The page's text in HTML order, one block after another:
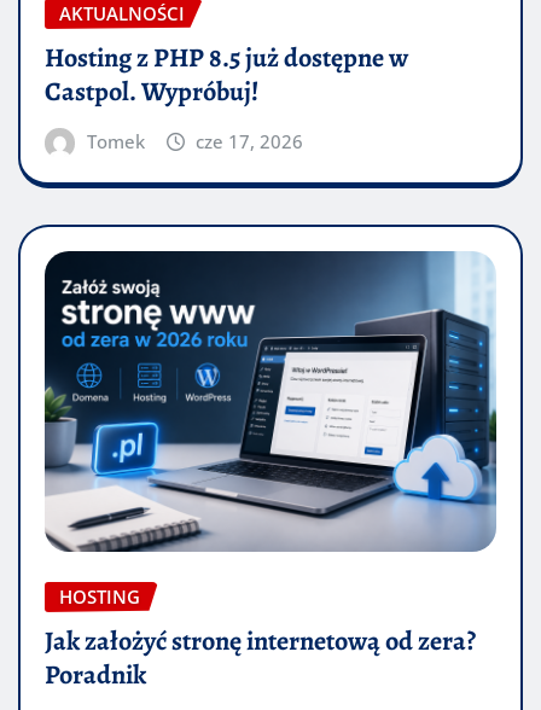
AKTUALNOŚCI
Hosting z PHP 8.5 już dostępne w
Castpol. Wypróbuj!
Tomek cze 17, 2026
HOSTING
Jak założyć stronę internetową od zera?
Poradnik